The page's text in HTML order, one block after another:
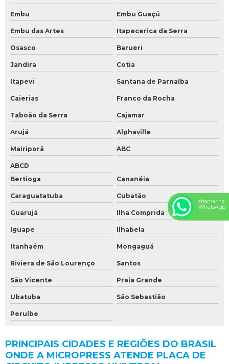
Embu Embu Guaçú
Embu das Artes Itapecerica da Serra
Osasco Barueri
Jandira Cotia
Itapevi Santana de Parnaíba
Caierias Franco da Rocha
Taboão da Serra Cajamar
Arujá Alphaville
Mairiporã ABC
ABCD
Bertioga
Cananéia
Caraguatatuba Cubatão
Guarujá Ilha Comprida
Iguape Ilhabela
Itanhaém Mongaguá
Riviera de São Lourenço Santos
São Vicente Praia Grande
Ubatuba São Sebastião
Peruíbe
PRINCIPAIS CIDADES E REGIÕES DO BRASIL
ONDE A MICROPRESS ATENDE PLACA DE
chamar no
WhatsApp